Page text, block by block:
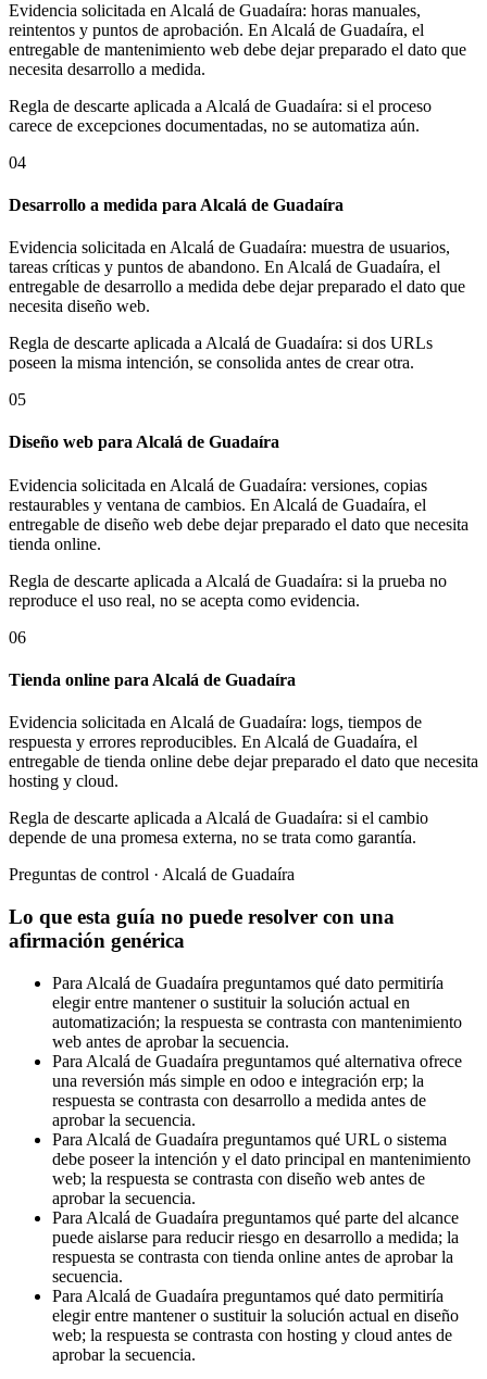
Evidencia solicitada en Alcalá de Guadaíra: horas manuales,
reintentos y puntos de aprobación. En Alcalá de Guadaíra, el
entregable de mantenimiento web debe dejar preparado el dato que
necesita desarrollo a medida.
Regla de descarte aplicada a Alcalá de Guadaíra: si el proceso
carece de excepciones documentadas, no se automatiza aún.
04
Desarrollo a medida para Alcalá de Guadaíra
Evidencia solicitada en Alcalá de Guadaíra: muestra de usuarios,
tareas críticas y puntos de abandono. En Alcalá de Guadaíra, el
entregable de desarrollo a medida debe dejar preparado el dato que
necesita diseño web.
Regla de descarte aplicada a Alcalá de Guadaíra: si dos URLs
poseen la misma intención, se consolida antes de crear otra.
05
Diseño web para Alcalá de Guadaíra
Evidencia solicitada en Alcalá de Guadaíra: versiones, copias
restaurables y ventana de cambios. En Alcalá de Guadaíra, el
entregable de diseño web debe dejar preparado el dato que necesita
tienda online.
Regla de descarte aplicada a Alcalá de Guadaíra: si la prueba no
reproduce el uso real, no se acepta como evidencia.
06
Tienda online para Alcalá de Guadaíra
Evidencia solicitada en Alcalá de Guadaíra: logs, tiempos de
respuesta y errores reproducibles. En Alcalá de Guadaíra, el
entregable de tienda online debe dejar preparado el dato que necesita
hosting y cloud.
Regla de descarte aplicada a Alcalá de Guadaíra: si el cambio
depende de una promesa externa, no se trata como garantía.
Preguntas de control · Alcalá de Guadaíra
Lo que esta guía no puede resolver con una
afirmación genérica
Para Alcalá de Guadaíra preguntamos qué dato permitiría
elegir entre mantener o sustituir la solución actual en
automatización; la respuesta se contrasta con mantenimiento
web antes de aprobar la secuencia.
Para Alcalá de Guadaíra preguntamos qué alternativa ofrece
una reversión más simple en odoo e integración erp; la
respuesta se contrasta con desarrollo a medida antes de
aprobar la secuencia.
Para Alcalá de Guadaíra preguntamos qué URL o sistema
debe poseer la intención y el dato principal en mantenimiento
web; la respuesta se contrasta con diseño web antes de
aprobar la secuencia.
Para Alcalá de Guadaíra preguntamos qué parte del alcance
puede aislarse para reducir riesgo en desarrollo a medida; la
respuesta se contrasta con tienda online antes de aprobar la
secuencia.
Para Alcalá de Guadaíra preguntamos qué dato permitiría
elegir entre mantener o sustituir la solución actual en diseño
web; la respuesta se contrasta con hosting y cloud antes de
aprobar la secuencia.